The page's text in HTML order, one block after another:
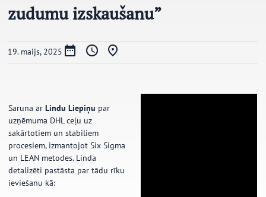
zudumu izskaušanu”
19. maijs, 2025
Saruna ar Lindu Liepiņu par
uzņēmuma DHL ceļu uz
sakārtotiem un stabiliem
procesiem, izmantojot Six Sigma
un LEAN metodes. Linda
detalizēti pastāsta par tādu rīku
ieviešanu kā: